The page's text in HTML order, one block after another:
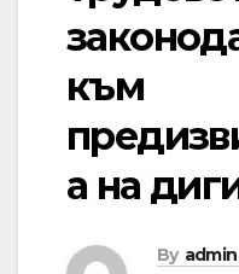
към
а на
By admin